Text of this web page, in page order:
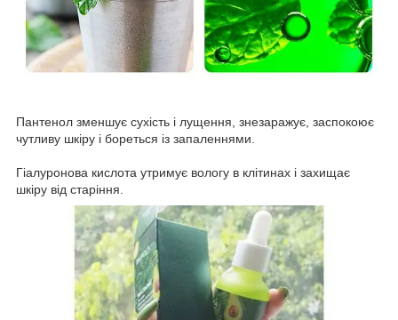
Пантенол зменшує сухість і лущення, знезаражує, заспокоює
чутливу шкіру і бореться із запаленнями.
Гіалуронова кислота утримує вологу в клітинах і захищає
шкіру від старіння.